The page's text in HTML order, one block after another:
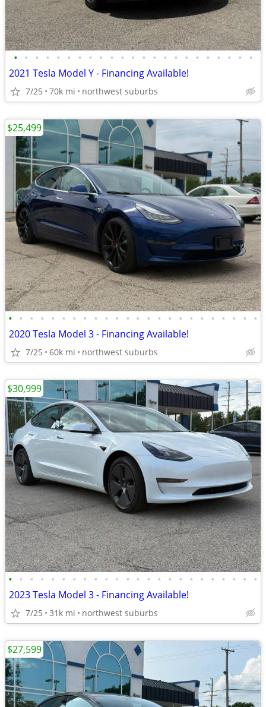
• • • • • • • • • • • • • • • • • • • • • • •
2021 Tesla Model Y - Financing Available!
7/25 70k mi northwest suburbs
• • • • • • • • • • • • • • • • • • • • • • • •
2020 Tesla Model 3 - Financing Available!
7/25 60k mi northwest suburbs
$25,499
• • • • • • • • • • • • • • • • • • • • • • • •
2023 Tesla Model 3 - Financing Available!
7/25 31k mi northwest suburbs
$30,999
$27,599